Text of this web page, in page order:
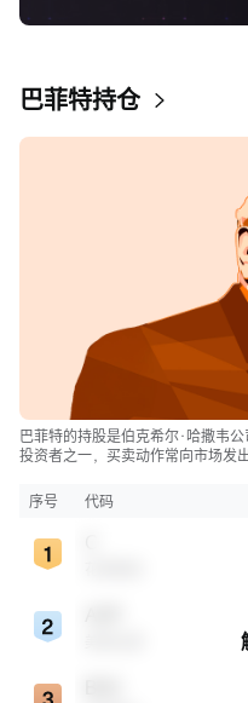
巴菲特持仓
巴菲特的持股是伯克希尔·哈撒韦
投资者之一，买卖动作常向市场发
序号 代码